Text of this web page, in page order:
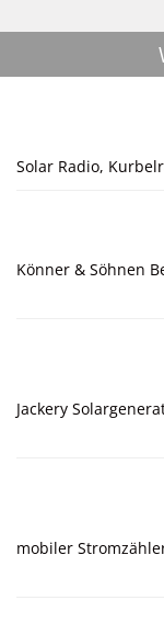
Solar Radio,
Könner & Söhnen
Jackery
mobiler